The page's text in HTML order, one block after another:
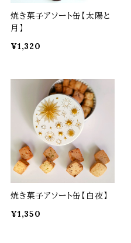
焼き菓子アソート缶【太陽と
月】
¥1,320
焼き菓子アソート缶【白夜】
¥1,350